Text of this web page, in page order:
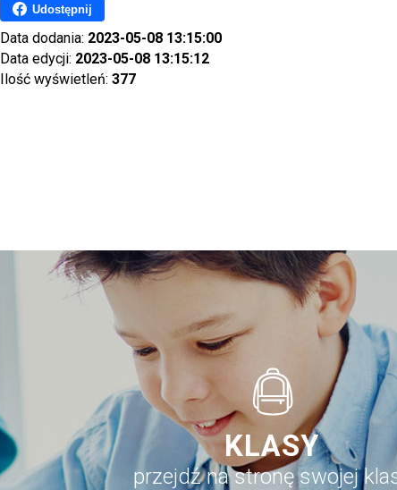
Udostępnij
Data dodania: 2023-05-08 13:15:00
Data edycji: 2023-05-08 13:15:12
Ilość wyświetleń: 377
KLASY
przejdź na stronę swojej